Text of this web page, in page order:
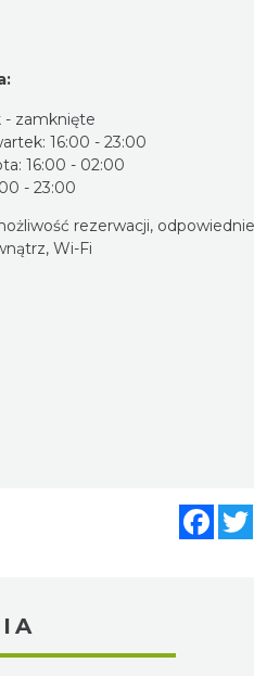
- zamknięte
16:00 - 23:00
16:00 - 02:00
- 23:00
rezerwacji,
Wi-Fi